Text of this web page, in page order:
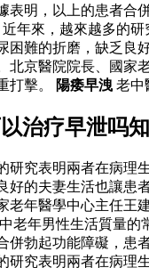
明，以上的患者
年來，越來越多的
難的折磨，缺乏
京醫院院長、國
打擊。
陽痿早洩 老中
治疗早泄吗
究表明兩者在病
好的夫妻生活也讓
年醫學中心主任
年男性生活質量
勃起功能障礙，
究表明兩者在病